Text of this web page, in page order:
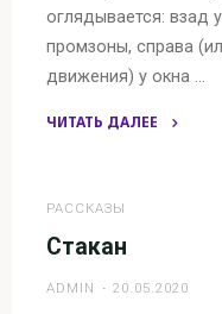
оглядывается: взад
промзоны, справа
движения) у окна …
ЧИТАТЬ ДАЛЕЕ
РАССКАЗЫ
Стакан
ADMIN 20.05.2020